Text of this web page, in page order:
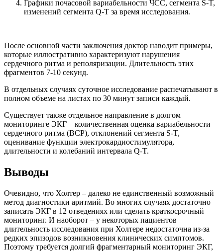
Графики почасовой вариабельности ЧСС, сегмента S-T,
изменений сегмента Q-T за время исследования.
После основной части заключения доктор наводит примеры,
которые иллюстративно характеризуют нарушения
сердечного ритма и реполяризации. Длительность этих
фрагментов 7-10 секунд.
В отдельных случаях суточное исследование распечатывают в
полном объеме на листах по 30 минут записи каждый.
Существует также отдельное направление в долгом
мониторинге ЭКГ – количественная оценка вариабельности
сердечного ритма (ВСР), отклонений сегмента S-T,
оценивание функции электрокардиостимулятора,
длительности и колебаний интервала Q-T.
Выводы
Очевидно, что Холтер – далеко не единственный возможный
метод диагностики аритмий. Во многих случаях достаточно
записать ЭКГ в 12 отведениях или сделать краткосрочный
мониторинг. И наоборот – у некоторых пациентов
длительность исследования при Холтере недостаточна из-за
редких эпизодов возникновения клинических симптомов.
Поэтому требуется долгий фрагментарный мониторинг ЭКГ,